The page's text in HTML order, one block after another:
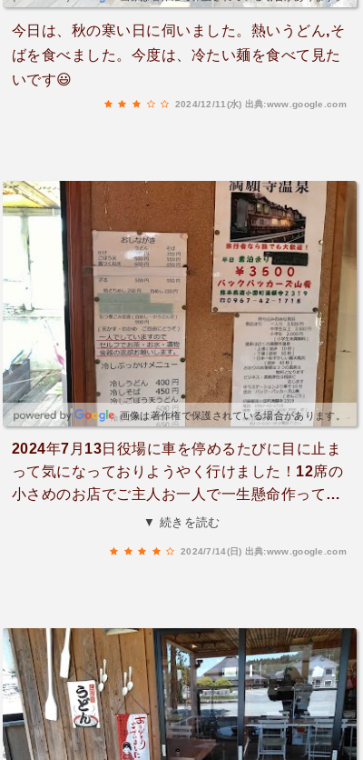
今日は、秋の寒い日に伺いました。熱いうどん,そ
ばを食べました。今度は、冷たい麺を食べて見た
いです😃
2024/12/11(水) 出典:www.google.com
画像は著作権で保護されている場合があります。
2024年7月13日役場に車を停めるたびに目に止ま
って気になっておりようやく行けました！12席の
小さめのお店でご主人お一人で一生懸命作ってい
らっしゃいます。席から声をかけて注文する形お
柔めのうどんで美味しかったですありがとうござ
いました！また行きます！
▼ 続きを読む
2024/7/14(日) 出典:www.google.com